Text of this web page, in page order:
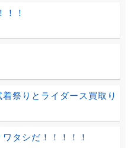
！！
祭りとライダース買取り
タシだ！！！！！